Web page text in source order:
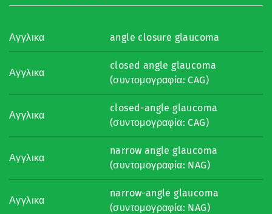
Αγγλικα angle closure glaucoma
Αγγλικα
closed angle glaucoma
(συντομογραφία: CAG)
Αγγλικα
closed-angle glaucoma
(συντομογραφία: CAG)
Αγγλικα
narrow angle glaucoma
(συντομογραφία: NAG)
Αγγλικα
narrow-angle glaucoma
(συντομογραφία: NAG)